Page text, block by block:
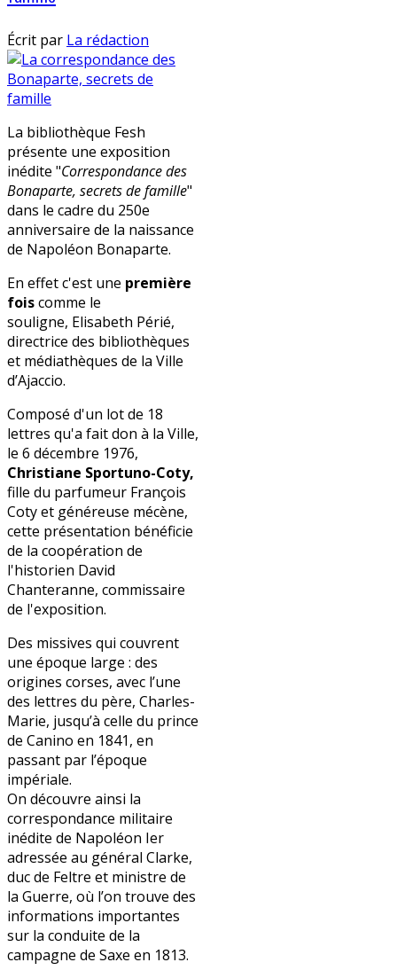
Écrit par La rédaction
La bibliothèque Fesh
présente une exposition
inédite "Correspondance des
Bonaparte, secrets de famille"
dans le cadre du 250e
anniversaire de la naissance
de Napoléon Bonaparte.
En effet c'est une première
foiscomme le
souligne, Elisabeth Périé,
directrice des bibliothèques
et médiathèques de la Ville
d’Ajaccio.
Composé d'un lot de 18
lettres qu'a fait don à la Ville,
le 6 décembre 1976,
Christiane Sportuno-Coty,
fille du parfumeur François
Coty et généreuse mécène,
cette présentation bénéficie
de la coopération de
l'historien David
Chanteranne, commissaire
de l'exposition.
Des missives qui couvrent
une époque large : des
origines corses, avec l’une
des lettres du père, Charles-
Marie, jusqu’à celle du prince
de Canino en 1841, en
passant par l’époque
impériale.
On découvre ainsi la
correspondance militaire
inédite de Napoléon Ier
adressée au général Clarke,
duc de Feltre et ministre de
la Guerre, où l’on trouve des
informations importantes
sur la conduite de la
campagne de Saxe en 1813.